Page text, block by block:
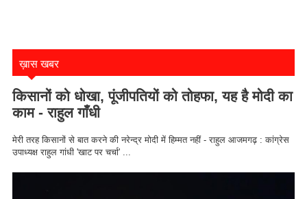
ख़ास खबर
किसानों को धोखा, पूंजीपतियों को तोहफा, यह है मोदी का
काम - राहुल गाँधी
मेरी तरह किसानों से बात करने की नरेन्द्र मोदी में हिम्मत नहीं - राहुल आजमगढ़ : कांग्रेस
उपाध्यक्ष राहुल गांधी 'खाट पर चर्चा' ...